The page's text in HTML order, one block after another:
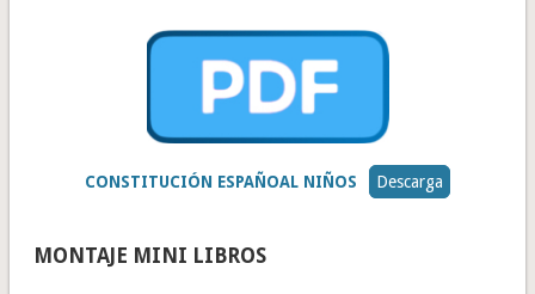
CONSTITUCIÓN ESPAÑOAL NIÑOS Descarga
MONTAJE MINI LIBROS